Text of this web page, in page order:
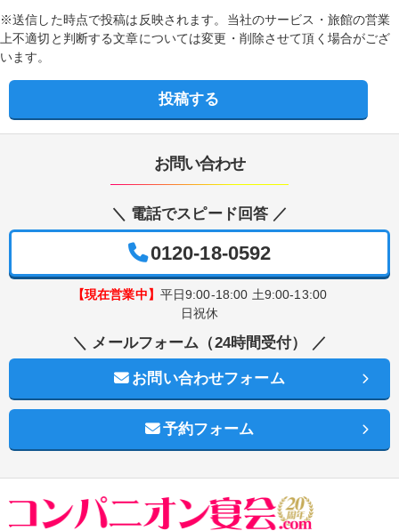
※送信した時点で投稿は反映されます。当社のサービス・旅館の営業
上不適切と判断する文章については変更・削除させて頂く場合がござ
います。
お問い合わせ
＼ 電話でスピード回答 ／
0120-18-0592
【現在営業中】 平日9:00-18:00 土9:00-13:00
日祝休
＼ メールフォーム（24時間受付） ／
お問い合わせフォーム
予約フォーム